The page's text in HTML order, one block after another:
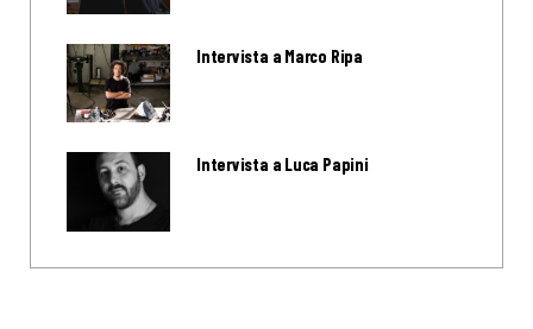
Intervista a Marco Ripa
Intervista a Luca Papini